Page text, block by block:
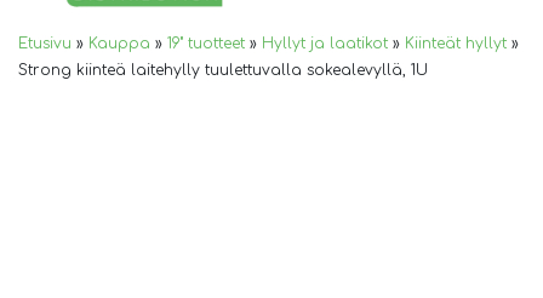
Etusivu » Kauppa » 19" tuotteet » Hyllyt ja laatikot » Kiinteät hyllyt »
Strong kiinteä laitehylly tuulettuvalla sokealevyllä, 1U